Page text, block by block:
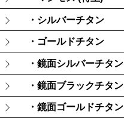
・シルバーチタン
・ゴールドチタン
・鏡面シルバーチタン
・鏡面ブラックチタン
・鏡面ゴールドチタン